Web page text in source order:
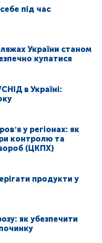
під час
України станом
купатися
в Україні:
у регіонах: як
контролю та
(ЦКПХ)
продукти у
як убезпечити